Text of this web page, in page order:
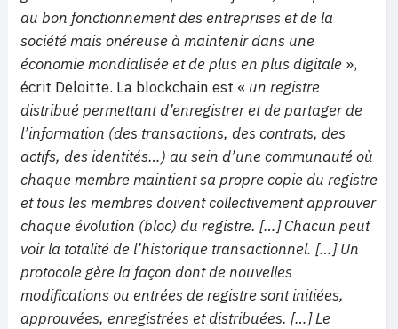
au bon fonctionnement des entreprises et de la
société mais onéreuse à maintenir dans une
économie mondialisée et de plus en plus digitale »,
écrit Deloitte. La blockchain est « un registre
distribué permettant d’enregistrer et de partager de
l’information (des transactions, des contrats, des
actifs, des identités…) au sein d’une communauté où
chaque membre maintient sa propre copie du registre
et tous les membres doivent collectivement approuver
chaque évolution (bloc) du registre. […] Chacun peut
voir la totalité de l’historique transactionnel. […] Un
protocole gère la façon dont de nouvelles
modifications ou entrées de registre sont initiées,
approuvées, enregistrées et distribuées. […] Le